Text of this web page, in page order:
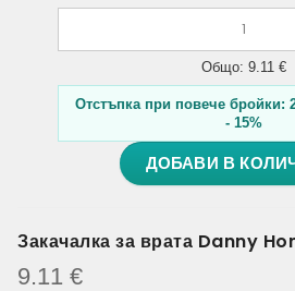
Общо: 9.11 €
Отстъпка при повече бройки:
- 15%
ДОБАВИ В
Закачалка за врата Danny
9.11 €